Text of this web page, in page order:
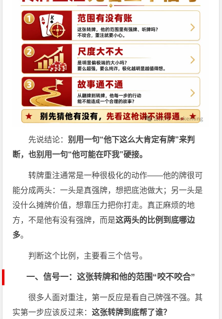
先说结论： 别用一句“他下这么大肯定有牌”来判
断，也别用一句“他可能在吓我”硬接。
转牌重注通常是一种很极化的动作——他的牌很可
能分成两头：一头是真强牌，想把底池做大；另一头是
没什么摊牌价值，想靠压力把你打走。真正麻烦的地
方，不是他有没有强牌，而是这两头的比例到底哪边
多。
判断这个比例，主要看三个信号。
一、信号一：这张转牌和他的范围“咬不咬合”
很多人面对重注，第一反应是看自己牌强不强。其
实第一步应该反过来：这张转牌到底帮了谁？